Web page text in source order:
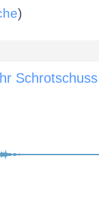
)
Schrotschuss